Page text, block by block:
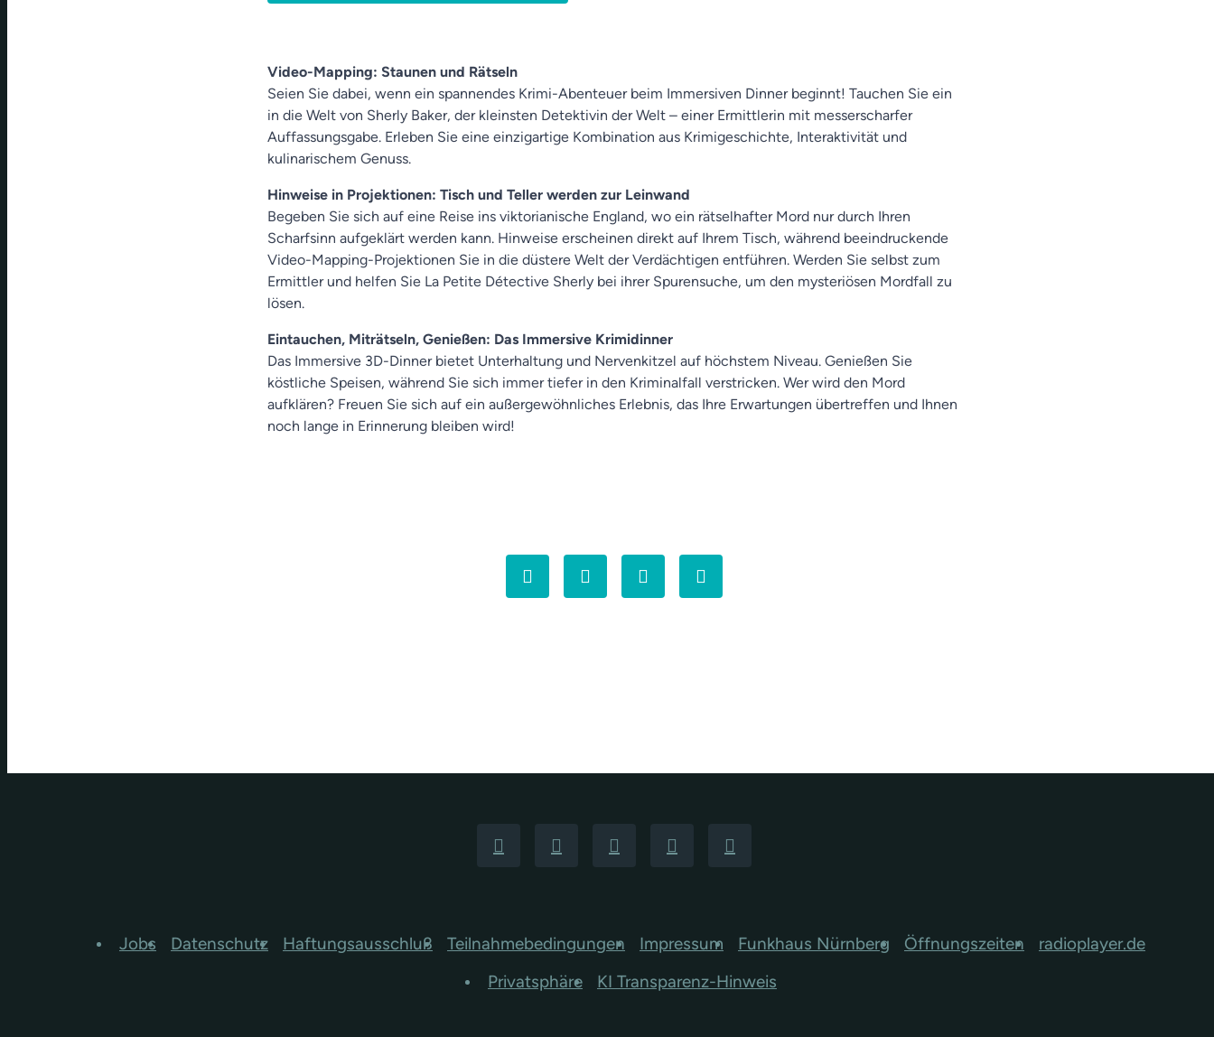
Video-Mapping: Staunen und Rätseln
Seien Sie dabei, wenn ein spannendes Krimi-Abenteuer beim Immersiven Dinner beginnt! Tauchen Sie ein
in die Welt von Sherly Baker, der kleinsten Detektivin der Welt – einer Ermittlerin mit messerscharfer
Auffassungsgabe. Erleben Sie eine einzigartige Kombination aus Krimigeschichte, Interaktivität und
kulinarischem Genuss.
Hinweise in Projektionen: Tisch und Teller werden zur Leinwand
Begeben Sie sich auf eine Reise ins viktorianische England, wo ein rätselhafter Mord nur durch Ihren
Scharfsinn aufgeklärt werden kann. Hinweise erscheinen direkt auf Ihrem Tisch, während beeindruckende
Video-Mapping-Projektionen Sie in die düstere Welt der Verdächtigen entführen. Werden Sie selbst zum
Ermittler und helfen Sie La Petite Détective Sherly bei ihrer Spurensuche, um den mysteriösen Mordfall zu
lösen.
Eintauchen, Miträtseln, Genießen: Das Immersive Krimidinner
Das Immersive 3D-Dinner bietet Unterhaltung und Nervenkitzel auf höchstem Niveau. Genießen Sie
köstliche Speisen, während Sie sich immer tiefer in den Kriminalfall verstricken. Wer wird den Mord
aufklären? Freuen Sie sich auf ein außergewöhnliches Erlebnis, das Ihre Erwartungen übertreffen und Ihnen
noch lange in Erinnerung bleiben wird!
Jobs Datenschutz Haftungsausschluß Teilnahmebedingungen Impressum Funkhaus Nürnberg Öffnungszeiten
radioplayer.de
Privatsphäre
KI Transparenz-Hinweis